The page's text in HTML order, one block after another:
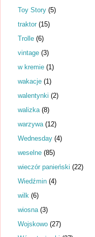
Toy Story (5)
traktor (15)
Trolle (6)
vintage (3)
w kremie (1)
wakacje (1)
walentynki (2)
walizka (8)
warzywa (12)
Wednesday (4)
weselne (85)
wieczór panieński (22)
Wiedźmin (4)
wilk (6)
wiosna (3)
Wojskowo (27)